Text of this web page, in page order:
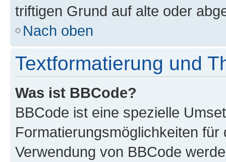
triftigen Grund auf alte oder
Nach oben
Textformatierung und
Was ist BBCode?
BBCode ist eine spezielle
Formatierungsmöglichkeiten
Verwendung von BBCode